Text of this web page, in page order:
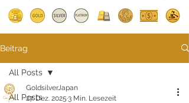
Beitrag
All Posts
All Posts
GoldsilverJapan
27. Dez. 2025 3 Min. Lesezeit